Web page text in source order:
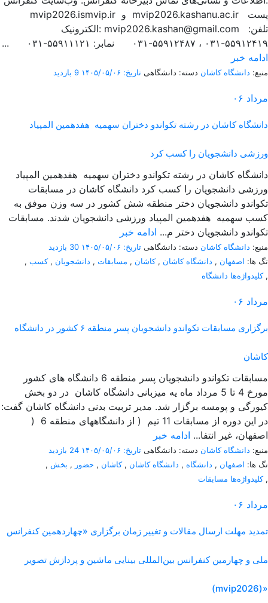
mvip2026.ismvip.ir و mvip2026.kashanu.ac.ir پست
الکترونیک: mvip2026.kashan@gmail.com تلفن:
۵۵۹۱۲۴۱۹-۰۳۱ ، ۵۵۹۱۲۴۸۷-۰۳۱ نمابر: ۵۵۹۱۱۱۲۱-۰۳۱ ...
ادامه خبر
منبع: دانشگاه کاشان دسته: دانشگاهی تاریخ: ۱۴۰۵/۰۵/۰۶ 9 بازدید
۰۶ مرداد
دانشگاه کاشان در رشته تکواندو دختران سهمیه هفدهمین المپیاد
ورزشی دانشجویان را کسب کرد
دانشگاه کاشان در رشته تکواندو دختران سهمیه هفدهمین المپیاد
ورزشی دانشجویان را کسب کرد دانشگاه کاشان در مسابقات
تکواندو دانشجویان دختر منطقه شش کشور در سه وزن موفق به
کسب سهمیه هفدهمین المپیاد ورزشی دانشجویان شدند. مسابقات
تکواندو دانشجویان دختر م... ادامه خبر
منبع: دانشگاه کاشان دسته: دانشگاهی تاریخ: ۱۴۰۵/۰۵/۰۶
30 بازدید
تگ ها: اصفهان , دانشگاه کاشان ,کاشان , مسابقات , دانشجویان ,کسب ,
کلیدواژه‌ها دانشگاه,
۰۶ مرداد
برگزاری مسابقات تکواندو دانشجویان پسر منطقه ۶ کشور در دانشگاه
کاشان
مسابقات تکواندو دانشجویان پسر منطقه 6 دانشگاه های کشور
مورخ 4 تا 5 مرداد ماه یه میزبانی دانشگاه کاشان در دو بخش
کیورگی و پومسه برگزار شد. مدیر تربیت بدنی دانشگاه کاشان گفت:
در این دوره از مسابقات 11 تیم ( از دانشگاههای منطقه 6 (
اصفهان، غیر انتفا... ادامه خبر
منبع: دانشگاه کاشان دسته: دانشگاهی تاریخ: ۱۴۰۵/۰۵/۰۶
24 بازدید
تگ ها: اصفهان , دانشگاه , دانشگاه کاشان ,کاشان , حضور , بخش ,
کلیدواژه‌ها مسابقات,
۰۶ مرداد
تمدید مهلت ارسال مقالات و تغییر زمان برگزاری «چهاردهمین کنفرانس
ملی و چهارمین کنفرانس بین‌المللی بینایی ماشین و پردازش تصویر
(mvip2026)»